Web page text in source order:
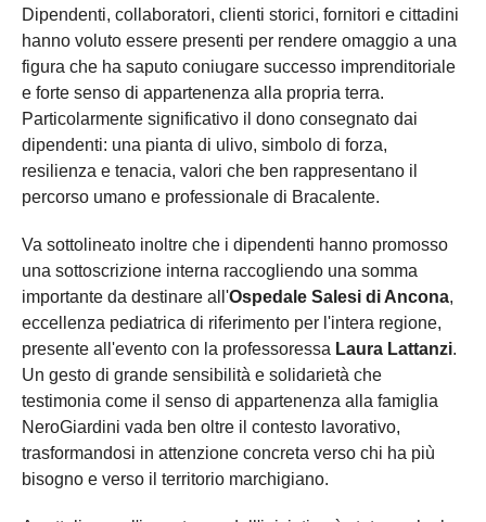
Dipendenti, collaboratori, clienti storici, fornitori e cittadini
hanno voluto essere presenti per rendere omaggio a una
figura che ha saputo coniugare successo imprenditoriale
e forte senso di appartenenza alla propria terra.
Particolarmente significativo il dono consegnato dai
dipendenti: una pianta di ulivo, simbolo di forza,
resilienza e tenacia, valori che ben rappresentano il
percorso umano e professionale di Bracalente.
Va sottolineato inoltre che i dipendenti hanno promosso
una sottoscrizione interna raccogliendo una somma
importante da destinare all'Ospedale Salesi di Ancona,
eccellenza pediatrica di riferimento per l'intera regione,
presente all'evento con la professoressa Laura Lattanzi.
Un gesto di grande sensibilità e solidarietà che
testimonia come il senso di appartenenza alla famiglia
NeroGiardini vada ben oltre il contesto lavorativo,
trasformandosi in attenzione concreta verso chi ha più
bisogno e verso il territorio marchigiano.